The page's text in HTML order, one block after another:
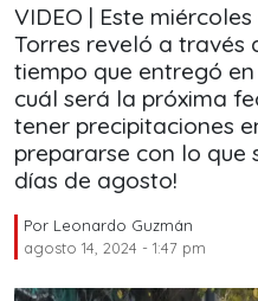
VIDEO | Este
Torres reveló a través
tiempo que entregó
cuál será la próxima
tener precipitaciones
prepararse con lo que
días de agosto!
Por Leonardo Guzmán
agosto 14, 2024 - 1:47 pm